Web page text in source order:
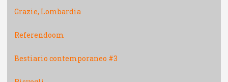
Grazie, Lombardia
Referendoom
Bestiario contemporaneo #3